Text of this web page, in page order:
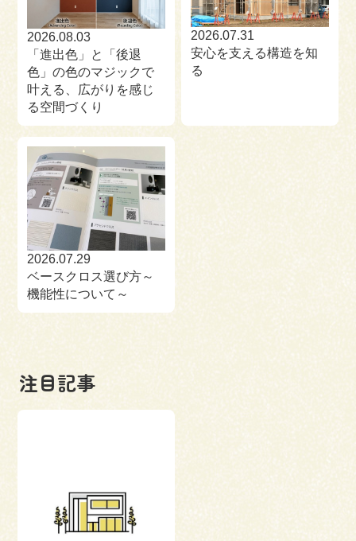
2026.08.03
「進出色」と「後退
色」の色のマジックで
叶える、広がりを感じ
る空間づくり
2026.07.31
安心を支える構造を知
る
2026.07.29
ベースクロス選び方～
機能性について～
注目記事